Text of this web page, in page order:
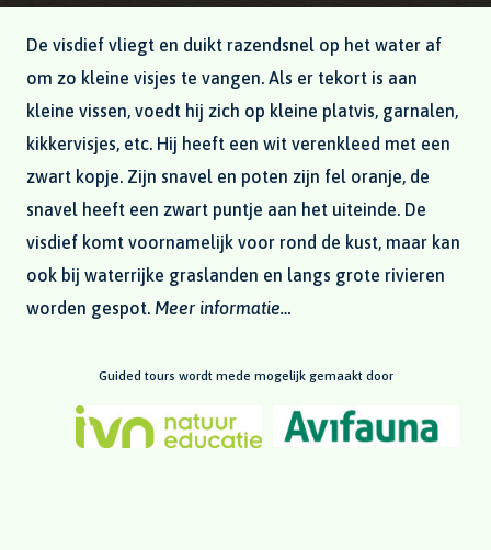
De visdief vliegt en duikt razendsnel op het water af
om zo kleine visjes te vangen. Als er tekort is aan
kleine vissen, voedt hij zich op kleine platvis, garnalen,
kikkervisjes, etc. Hij heeft een wit verenkleed met een
zwart kopje. Zijn snavel en poten zijn fel oranje, de
snavel heeft een zwart puntje aan het uiteinde. De
visdief komt voornamelijk voor rond de kust, maar kan
ook bij waterrijke graslanden en langs grote rivieren
worden gespot. Meer informatie…
Guided tours wordt mede mogelijk gemaakt door